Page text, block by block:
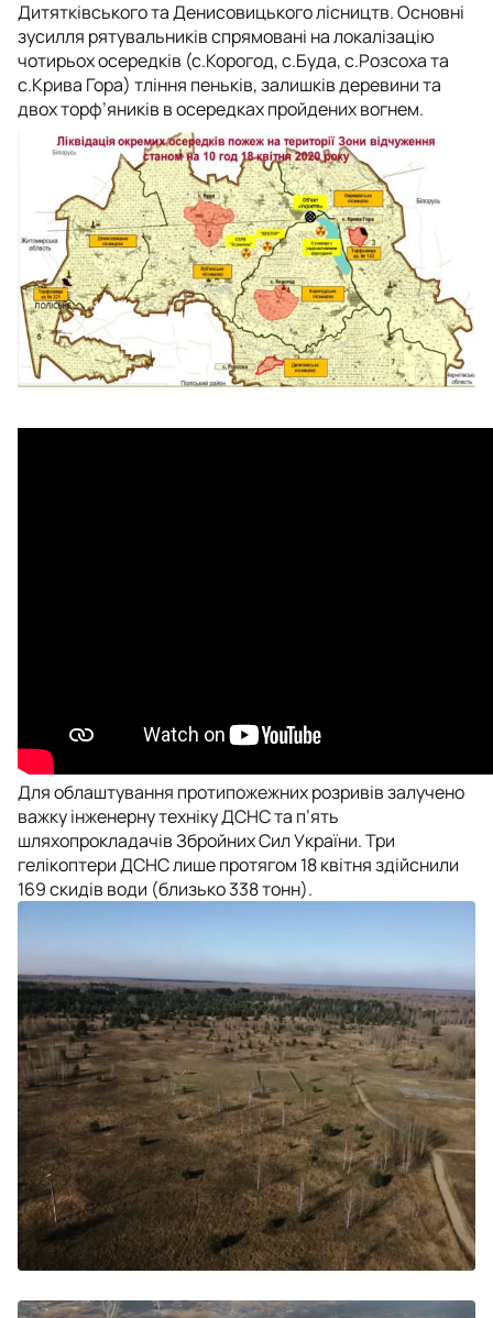
Дитятківського та Денисовицького лісництв. Основні
зусилля рятувальників спрямовані на локалізацію
чотирьох осередків (с.Корогод, с.Буда, с.Розсоха та
с.Крива Гора) тління пеньків, залишків деревини та
двох торф’яників в осередках пройдених вогнем.
Для облаштування протипожежних розривів залучено
важку інженерну техніку ДСНС та п’ять
шляхопрокладачів Збройних Сил України. Три
гелікоптери ДСНС лише протягом 18 квітня здійснили
169 скидів води (близько 338 тонн).